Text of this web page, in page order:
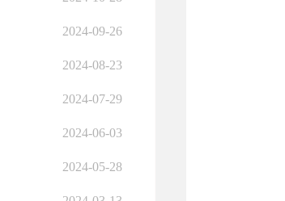
2024-09-26
2024-08-23
2024-07-29
2024-06-03
2024-05-28